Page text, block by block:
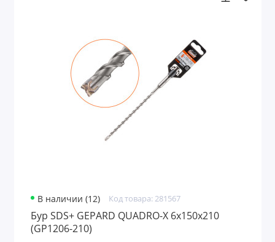
В наличии (12) Код товара: 281567
Бур SDS+ GEPARD QUADRO-X 6х150х210
(GP1206-210)